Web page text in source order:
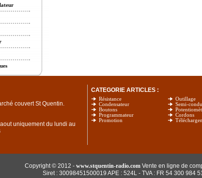
couvert St Quentin.
uniquement du lundi au
CATEGORIE ARTICLES :
Résistance
Condensateur
Boutons
Programmateur
Promotion
Outillage
Semi-
Cordons
Copyright © 2012 - www.stquentin-radio.comVente en ligne de
Siret : 30098451500019 APE : 524L - TVA : FR 54 300 984